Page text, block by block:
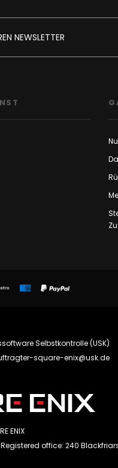
NEWSLETTER
Selbstkontrolle (USK)
square-enix@usk.de
ENIX
office: 240 Blackfriars